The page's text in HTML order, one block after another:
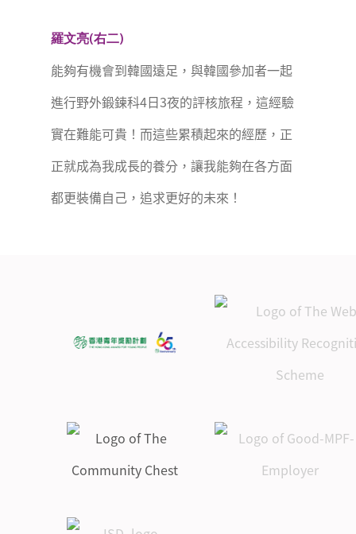
羅文亮(右二)
能夠有機會到韓國遠足，與韓國參加者一起
進行野外鍛鍊科4日3夜的評核旅程，這經驗
實在難能可貴！而這些累積起來的經歷，正
正就成為我成長的養分，讓我能夠在各方面
都更裝備自己，追求更好的未來！